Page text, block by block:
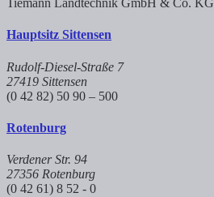
Tiemann Landtechnik GmbH & Co. KG
Hauptsitz Sittensen
Rudolf-Diesel-Straße 7
27419 Sittensen
(0 42 82) 50 90 – 500
Rotenburg
Verdener Str. 94
27356 Rotenburg
(0 42 61) 8 52 - 0